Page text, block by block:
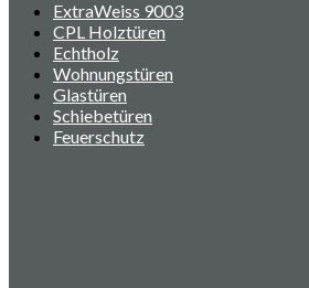
ExtraWeiss 9003
CPL Holztüren
Echtholz
Wohnungstüren
Glastüren
Schiebetüren
Feuerschutz